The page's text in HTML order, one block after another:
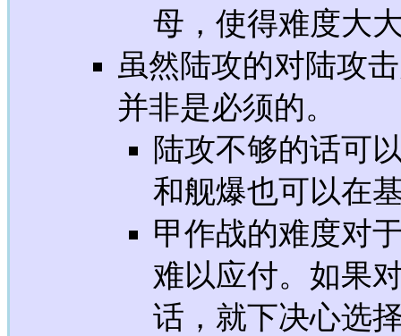
母，使得难度大
虽然陆攻的对陆攻
并非是必须的。
陆攻不够的话可
和舰爆也可以在
甲作战的难度对
难以应付。如果
话，就下决心选